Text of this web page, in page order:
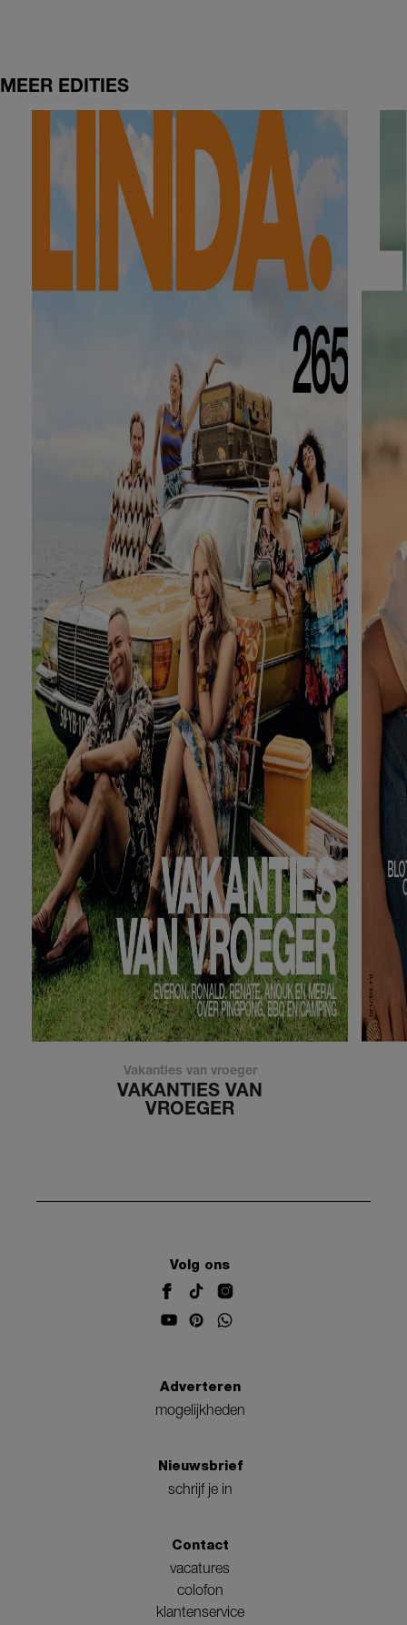
MEER EDITIES
Vakanties van vroeger
VAKANTIES VAN
VROEGER
Volg ons
Adverteren
mogelijkheden
Nieuwsbrief
schrijf je in
Contact
vacatures
colofon
klantenservice